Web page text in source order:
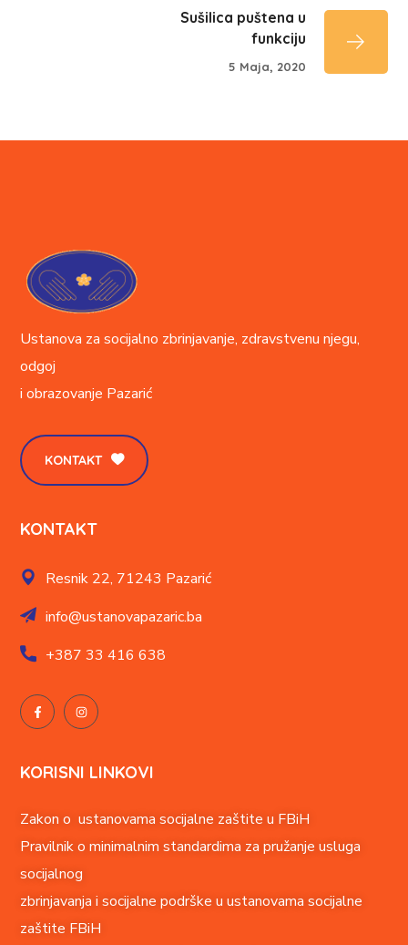
Sušilica puštena u
funkciju
5 Maja, 2020
Ustanova za socijalno zbrinjavanje, zdravstvenu njegu,
odgoj
i obrazovanje Pazarić
KONTAKT
KONTAKT
Resnik 22, 71243 Pazarić
info@ustanovapazaric.ba
+38733 416 638
KORISNI LINKOVI
Zakon o ustanovama socijalne zaštite u FBiH
Pravilnik o minimalnim standardima za pružanje usluga
socijalnog
zbrinjavanja i socijalne podrške u ustanovama socijalne
zaštite FBiH